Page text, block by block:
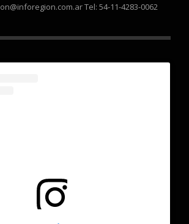
Tel: 54-11-4283-0062